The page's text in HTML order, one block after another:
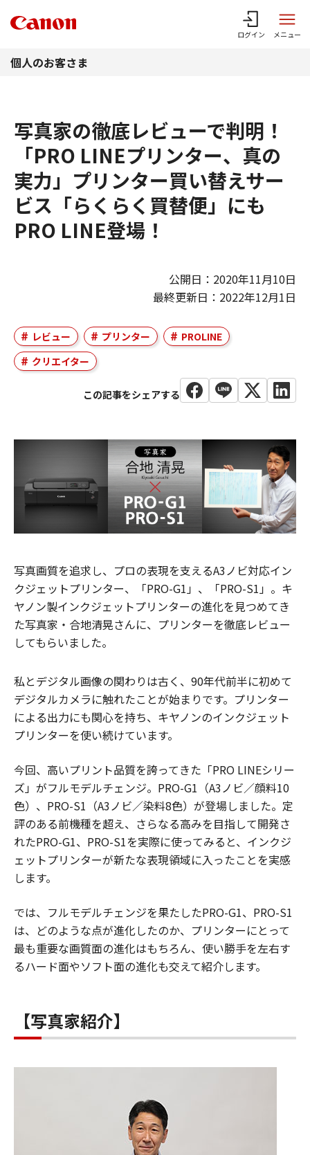
ログイン メニュー
個人のお客さま
写真家の徹底レビューで判明！
「PRO LINEプリンター、真の
実力」プリンター買い替えサー
ビス「らくらく買替便」にも
PRO LINE登場！
公開日：2020年11月10日
最終更新日：2022年12月1日
レビュー プリンター
PROLINE
クリエイター
写真画質を追求し、プロの表現を支えるA3ノビ対応イン
クジェットプリンター、「PRO-G1」、「PRO-S1」。キ
ヤノン製インクジェットプリンターの進化を見つめてき
た写真家・合地清晃さんに、プリンターを徹底レビュー
してもらいました。
私とデジタル画像の関わりは古く、90年代前半に初めて
デジタルカメラに触れたことが始まりです。プリンター
による出力にも関心を持ち、キヤノンのインクジェット
プリンターを使い続けています。
今回、高いプリント品質を誇ってきた「PRO LINEシリー
ズ」がフルモデルチェンジ。PRO-G1（A3ノビ／顔料10
色）、PRO-S1（A3ノビ／染料8色）が登場しました。定
評のある前機種を超え、さらなる高みを目指して開発さ
れたPRO-G1、PRO-S1を実際に使ってみると、インクジ
ェットプリンターが新たな表現領域に入ったことを実感
します。
では、フルモデルチェンジを果たしたPRO-G1、PRO-S1
は、どのような点が進化したのか、プリンターにとって
最も重要な画質面の進化はもちろん、使い勝手を左右す
るハード面やソフト面の進化も交えて紹介します。
【写真家紹介】